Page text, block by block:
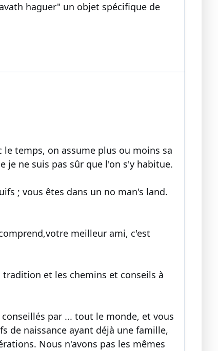
haguer" un objet spécifique de
temps, on assume plus ou moins sa
ne suis pas sûr que l'on s'y habitue.
; vous êtes dans un no man's land.
meilleur ami, c'est
et les chemins et conseils à
par ... tout le monde, et vous
de naissance ayant déjà une famille,
Nous n'avons pas les mêmes